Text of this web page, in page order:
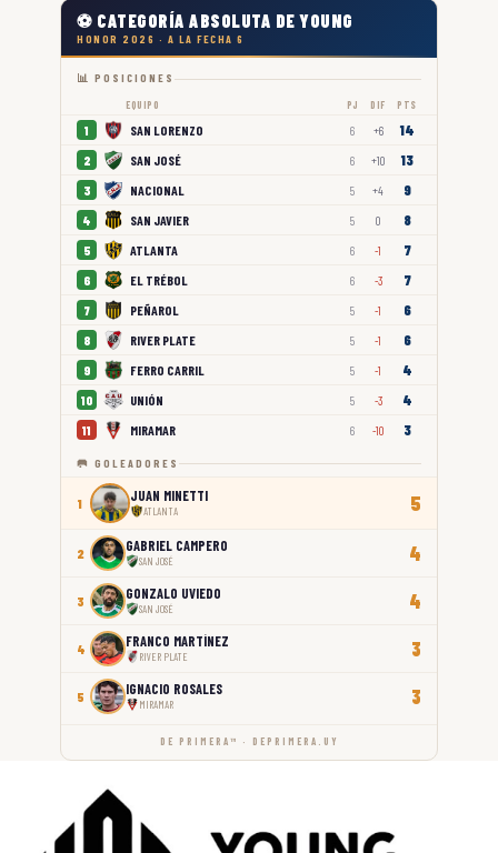
⚽ CATEGORÍA ABSOLUTA DE YOUNG
HONOR 2026 · A LA FECHA 6
📊 POSICIONES
EQUIPO PJ DIF PTS
1 SAN LORENZO 6 +6 14
2 SAN JOSÉ 6 +10 13
3 NACIONAL 5 +4 9
4 SAN JAVIER 5 0 8
5 ATLANTA 6 -1 7
6 EL TRÉBOL 6 -3 7
7 PEÑAROL 5 -1 6
8 RIVER PLATE 5 -1 6
9 FERRO CARRIL 5 -1 4
10 UNIÓN 5 -3 4
11 MIRAMAR 6 -10 3
🥅 GOLEADORES
1 JUAN MINETTI
ATLANTA 5
2 GABRIEL CAMPERO
SAN JOSÉ 4
3 GONZALO UVIEDO
SAN JOSÉ 4
4 FRANCO MARTÍNEZ
RIVER PLATE 3
5 IGNACIO ROSALES
MIRAMAR 3
DE PRIMERA™ · DEPRIMERA.UY